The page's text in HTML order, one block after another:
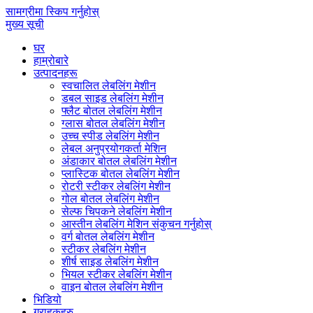
सामग्रीमा स्किप गर्नुहोस्
मुख्य सूची
घर
हाम्रोबारे
उत्पादनहरू
स्वचालित लेबलिंग मेशीन
डबल साइड लेबलिंग मेशीन
फ्लैट बोतल लेबलिंग मेशीन
ग्लास बोतल लेबलिंग मेशीन
उच्च स्पीड लेबलिंग मेशीन
लेबल अनुप्रयोगकर्ता मेशिन
अंडाकार बोतल लेबलिंग मेशीन
प्लास्टिक बोतल लेबलिंग मेशीन
रोटरी स्टीकर लेबलिंग मेशीन
गोल बोतल लेबलिंग मेशीन
सेल्फ चिपकने लेबलिंग मेशीन
आस्तीन लेबलिंग मेशिन संकुचन गर्नुहोस्
वर्ग बोतल लेबलिंग मेशीन
स्टीकर लेबलिंग मेशीन
शीर्ष साइड लेबलिंग मेशीन
भियल स्टीकर लेबलिंग मेशीन
वाइन बोतल लेबलिंग मेशीन
भिडियो